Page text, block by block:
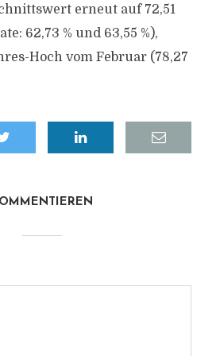
erneut auf 72,51
62,73 % und 63,55 %),
Hoch vom Februar (78,27